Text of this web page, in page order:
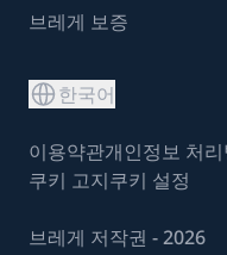
브레게 보증
한국어
이용약관개인정보 처
쿠키 고지쿠키 설정
브레게 저작권 - 2026